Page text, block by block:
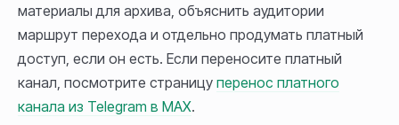
материалы для архива, объяснить аудитории
маршрут перехода и отдельно продумать платный
доступ, если он есть. Если переносите платный
канал, посмотрите страницу перенос платного
канала из Telegram в MAX.